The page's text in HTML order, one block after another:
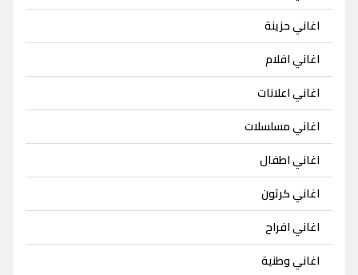
اغاني حزينة
اغاني افلام
اغاني اعلانات
اغاني مسلسلات
اغاني اطفال
اغاني كرتون
اغاني افراح
اغاني وطنية